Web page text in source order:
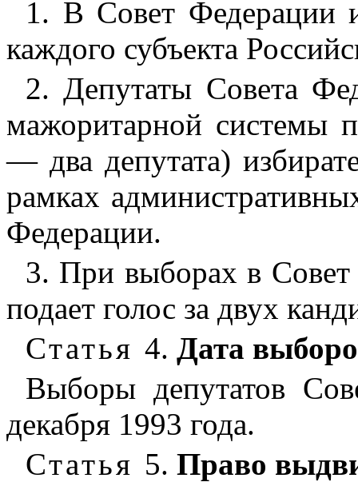
1. В Совет Федерации
каждого субъекта
2. Депутаты Совета
мажоритарной системы
— два депутата)
рамках
Федерации.
3. При выборах в
подает голос за двух
Статья 4. Дата
Выборы депутатов
декабря 1993 года.
Статья 5. Право